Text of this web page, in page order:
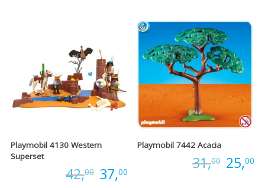
Playmobil 4130 Western
Superset
42,00 Oorspronkelijke
37,00Huidige
Playmobil 7442 Acacia
31,00 25,00